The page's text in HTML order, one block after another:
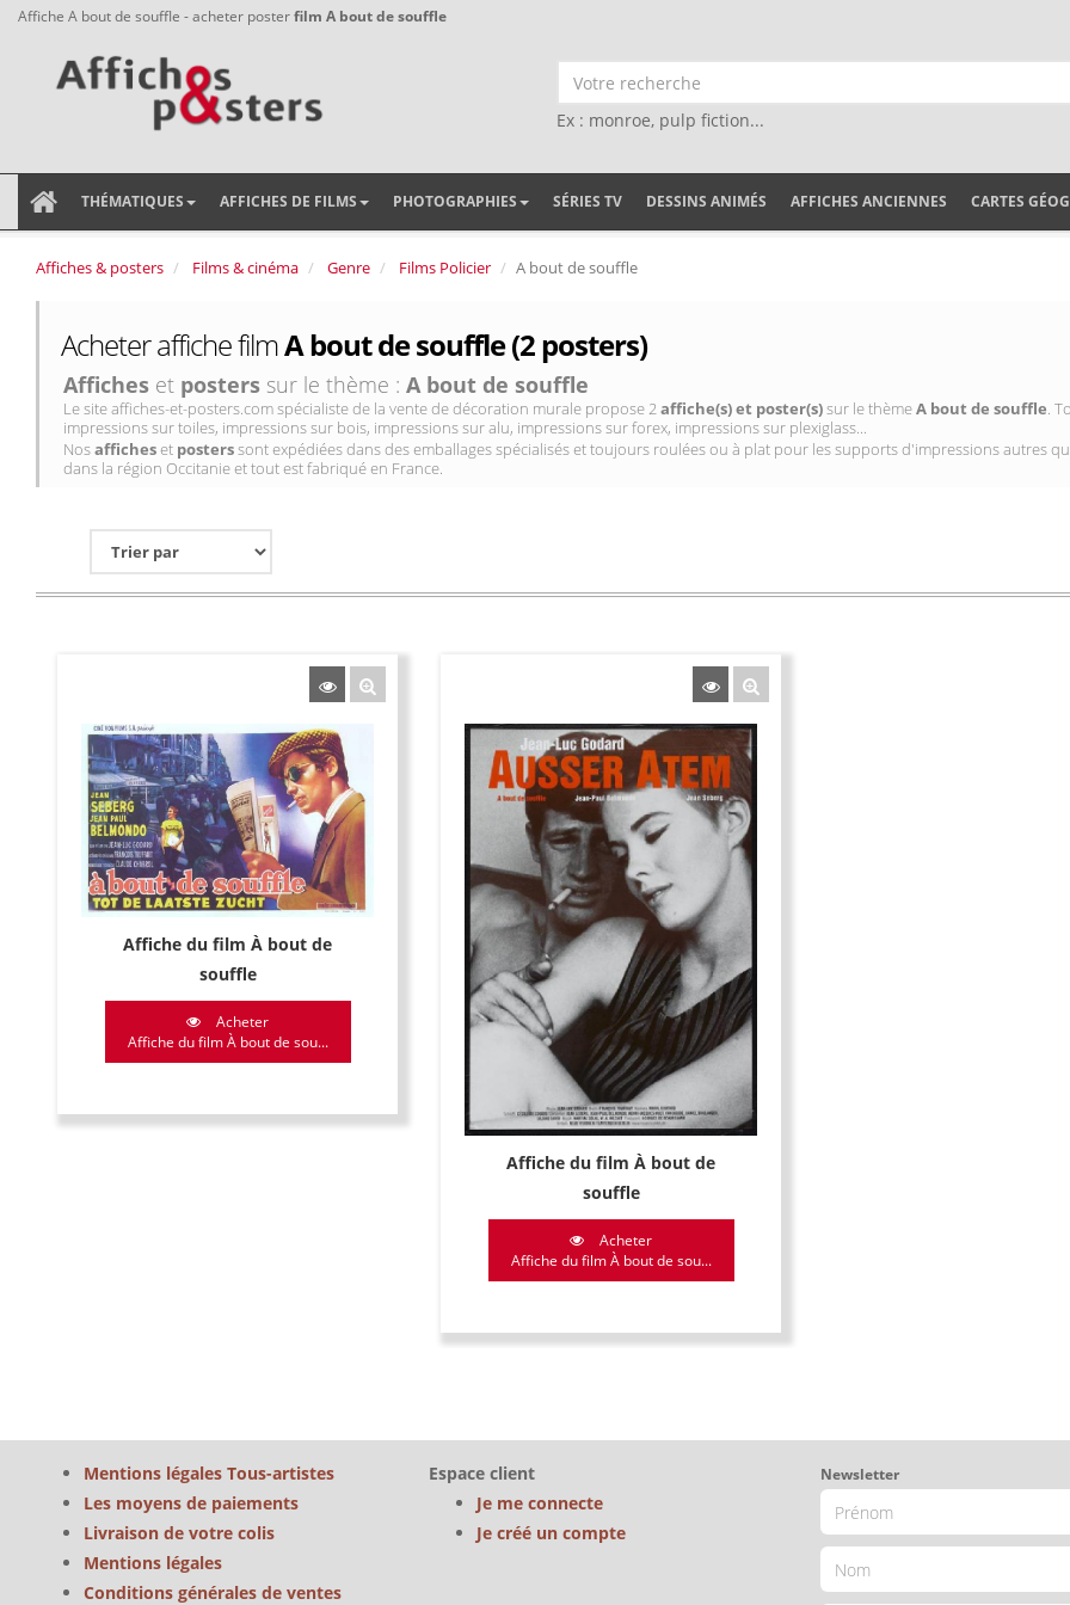
Affiche A bout de souffle - acheter posterfilm A bout de souffle
Ex : monroe, pulp fiction...
THÉMATIQUES AFFICHES DE FILMS PHOTOGRAPHIES SÉRIES TV DESSINS ANIMÉS AFFICHES ANCIENNES CARTES
Affiches & posters Films & cinéma Genre Films Policier A bout de souffle
Acheter affiche filmA bout de souffle (2 posters)
Affiches et posters sur le thème : A bout de souffle
Le site affiches-et-posters.com spécialiste de la vente de décoration murale propose 2affiche(s) et poster(s)sur le thèmeA bout de souffle.
impressions sur toiles, impressions sur bois, impressions sur alu, impressions sur forex, impressions sur plexiglass...
Nosafficheset posterssont expédiées dans des emballages spécialisés et toujours roulées ou à plat pour les supports d'impressions autres
dans la région Occitanie et tout est fabriqué en France.
Affiche du film À bout de
souffle
Acheter
Affiche du film À bout de sou...
Affiche du film À bout de
souffle
Acheter
Affiche du film À bout de sou...
Mentions légales Tous-artistes
Les moyens de paiements
Livraison de votre colis
Mentions légales
Conditions générales de ventes
Espace client
Je me connecte
Je créé un compte
Newsletter